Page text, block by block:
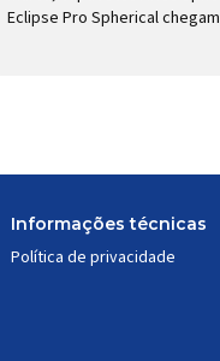
Eclipse Pro Spherical
Informações técnicas
Política de privacidade